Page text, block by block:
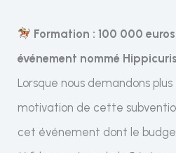
Formation : 100 000
événement nommé
Lorsque nous demandons
motivation de cette
cet événement dont le budget